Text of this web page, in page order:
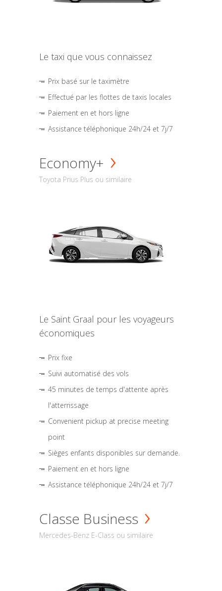
Le taxi que vous connaissez
Prix basé sur le taximètre
Effectué par les flottes de taxis locales
Paiement en et hors ligne
Assistance téléphonique 24h/24 et 7j/7
Economy+
Toyota Prius Plus ou similaire
Le Saint Graal pour les voyageurs
économiques
Prix fixe
Suivi automatisé des vols
45 minutes de temps d'attente après
l'atterrissage
Convenient pickup at precise meeting
point
Sièges enfants disponibles sur demande.
Paiement en et hors ligne
Assistance téléphonique 24h/24 et 7j/7
Classe Business
Mercedes-Benz E-Class ou similaire